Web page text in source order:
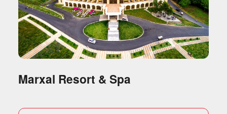
Marxal Resort & Spa